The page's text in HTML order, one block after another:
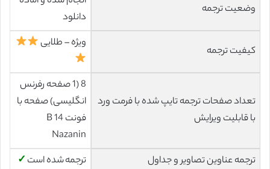
وضعیت ترجمه
دانلود
کیفیت ترجمه
ویژه – طلایی
تعداد صفحات ترجمه تایپ شده با فرمت ورد
با قابلیت ویرایش
8 (1 صفحه رفرنس
انگلیسی) صفحه با
فونت 14 B
Nazanin
ترجمه عناوین تصاویر و جداول
ترجمه شده است ✓